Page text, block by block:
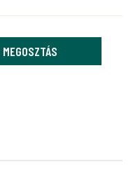
MEGOSZTÁS